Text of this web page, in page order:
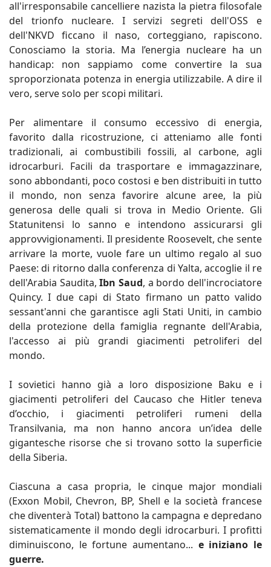
all'irresponsabile cancelliere nazista la pietra filosofale
del trionfo nucleare. I servizi segreti dell'OSS e
dell'NKVD ficcano il naso, corteggiano, rapiscono.
Conosciamo la storia. Ma l’energia nucleare ha un
handicap: non sappiamo come convertire la sua
sproporzionata potenza in energia utilizzabile. A dire il
vero, serve solo per scopi militari.
Per alimentare il consumo eccessivo di energia,
favorito dalla ricostruzione, ci atteniamo alle fonti
tradizionali, ai combustibili fossili, al carbone, agli
idrocarburi. Facili da trasportare e immagazzinare,
sono abbondanti, poco costosi e ben distribuiti in tutto
il mondo, non senza favorire alcune aree, la più
generosa delle quali si trova in Medio Oriente. Gli
Statunitensi lo sanno e intendono assicurarsi gli
approvvigionamenti. Il presidente Roosevelt, che sente
arrivare la morte, vuole fare un ultimo regalo al suo
Paese: di ritorno dalla conferenza di Yalta, accoglie il re
dell'Arabia Saudita,Ibn Saud, a bordo dell'incrociatore
Quincy. I due capi di Stato firmano un patto valido
sessant'anni che garantisce agli Stati Uniti, in cambio
della protezione della famiglia regnante dell'Arabia,
l'accesso ai più grandi giacimenti petroliferi del
mondo.
I sovietici hanno già a loro disposizione Baku e i
giacimenti petroliferi del Caucaso che Hitler teneva
d’occhio, i giacimenti petroliferi rumeni della
Transilvania, ma non hanno ancora un’idea delle
gigantesche risorse che si trovano sotto la superficie
della Siberia.
Ciascuna a casa propria, le cinque major mondiali
(Exxon Mobil, Chevron, BP, Shell e la società francese
che diventerà Total) battono la campagna e depredano
sistematicamente il mondo degli idrocarburi. I profitti
diminuiscono, le fortune aumentano... e iniziano le
guerre.